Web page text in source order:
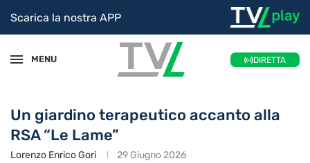
Scarica la nostra APP
MENU DIRETTA
Un giardino terapeutico accanto alla
RSA “Le Lame”
Lorenzo Enrico Gori 29 Giugno 2026